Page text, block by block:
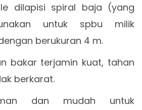
dilapisi spiral baja (yang
untuk spbu milik
berukuran 4 m.
bakar terjamin kuat, tahan
berkarat.
dan mudah untuk